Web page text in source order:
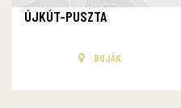
ÚJKÚT-PUSZTA
BUJÁK